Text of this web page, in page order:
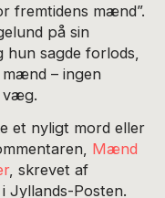
fremtidens mænd”.
på sin
sagde forlods,
– ingen
væg.
et nyligt mord eller
Mænd
, skrevet af
Posten.